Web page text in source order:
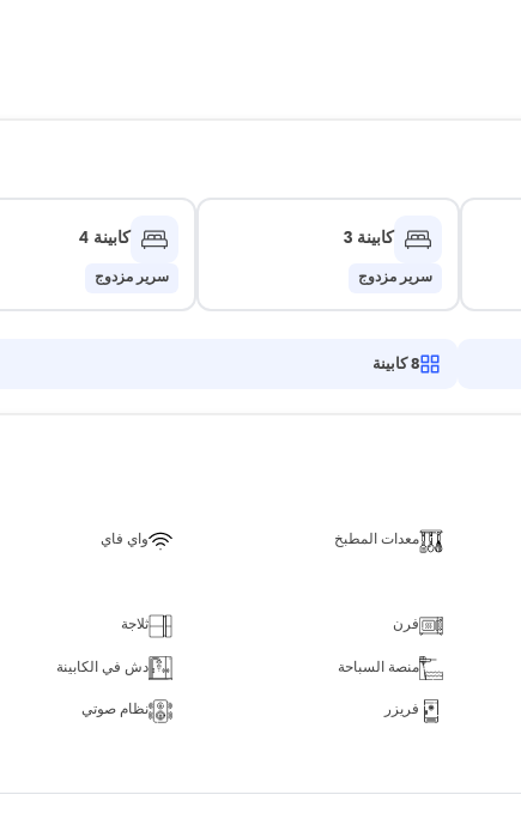
كابينة 3
سرير مزدوج
كابينة 4
سرير مزدوج
8 كابينة
معدات المطبخ واي فاي
فرن ثلاجة
منصة السباحة دش في الكابينة
فريزر نظام صوتي